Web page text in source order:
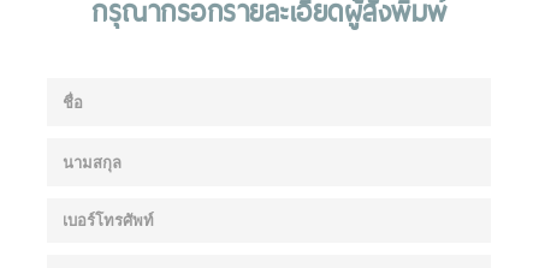
กรุณากรอกรายละเอียดผู้สั่งพิมพ์